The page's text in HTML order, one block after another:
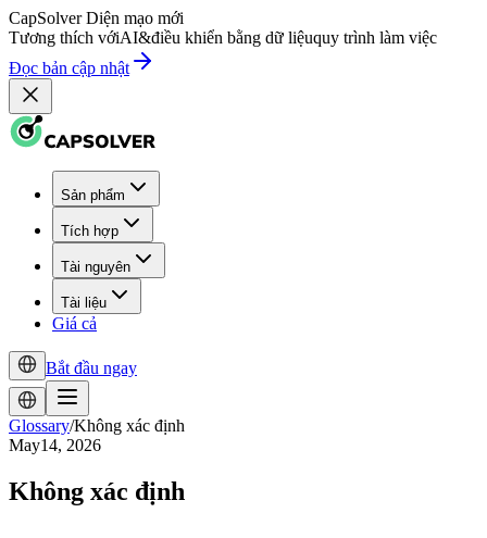
CapSolver Diện mạo mới
Tương thích vớiAI&điều khiển bằng dữ liệuquy trình làm việc
Đọc bản cập nhật
Sản phẩm
Tích hợp
Tài nguyên
Tài liệu
Giá cả
Bắt đầu ngay
Glossary/Không xác định
May14, 2026
Không xác định